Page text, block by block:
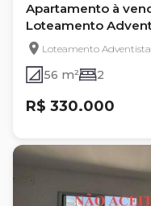
Apartamento à
Loteamento
quartos, com 56 m²
Loteamento
56 m² 2
R$ 330.000